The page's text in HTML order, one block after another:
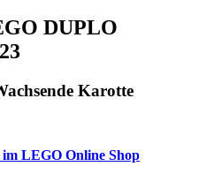
DUPLO
Karotte
LEGO Online Shop